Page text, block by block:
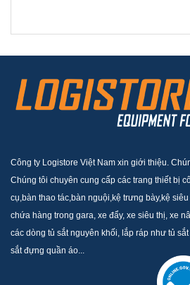
Công ty Logistore Việt Nam xin giới thiệu.
Chúng tôi chuyên cung cấp các trang thiết bị
cụ,bàn thao tác,bàn nguội,kệ trưng bày,kệ
chứa hàng trong gara, xe đẩy, xe siêu thị, xe
các dòng tủ sắt nguyên khối, lắp ráp như tủ
sắt đựng quần áo...